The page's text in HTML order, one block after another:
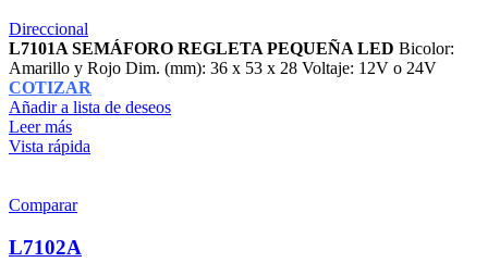
Direccional
L7101A SEMÁFORO REGLETA PEQUEÑA LED Bicolor:
Amarillo y Rojo Dim. (mm): 36 x 53 x 28 Voltaje: 12V o 24V
COTIZAR
Añadir a lista de deseos
Leer más
Vista rápida
Comparar
L7102A